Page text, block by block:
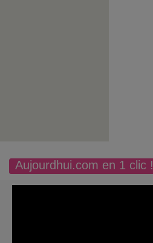
Aujourdhui.com en 1 clic !